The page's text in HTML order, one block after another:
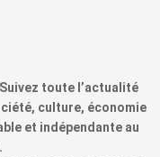
toute l’actualité
culture, économie
et indépendante au